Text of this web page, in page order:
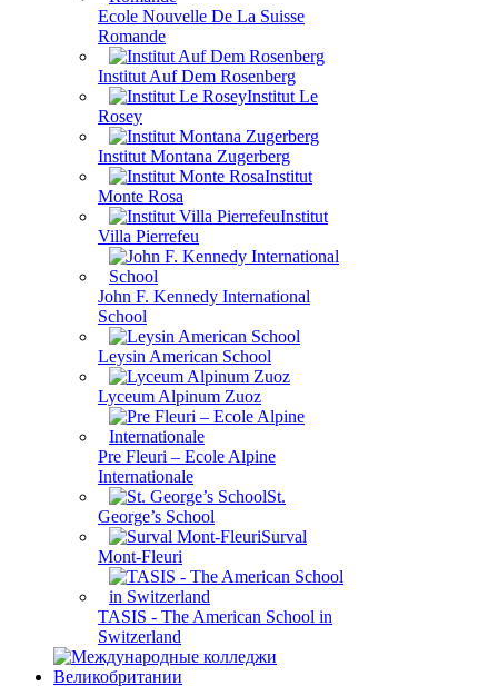
Ecole Nouvelle De La Suisse
Romande
Institut Auf Dem Rosenberg
Institut Le
Rosey
Institut Montana Zugerberg
Institut
Monte Rosa
Institut
Villa Pierrefeu
John F. Kennedy International
School
Leysin American School
Lyceum Alpinum Zuoz
Pre Fleuri – Ecole Alpine
Internationale
St.
George’s School
Surval
Mont-Fleuri
TASIS - The American School in
Switzerland